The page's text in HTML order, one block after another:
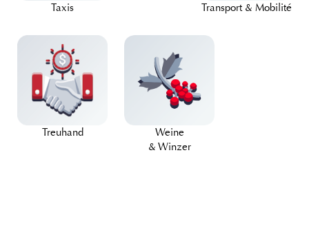
Taxis Transport & Mobilité
Treuhand
Weine
& Winzer